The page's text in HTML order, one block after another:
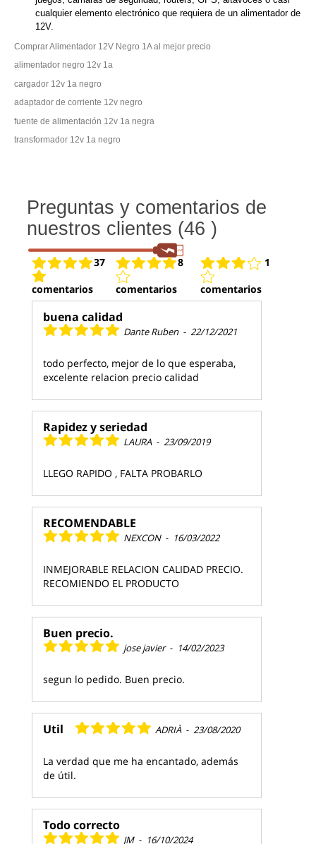
cualquier elemento electrónico que requiera de un alimentador de
12V.
Comprar Alimentador 12V Negro 1A al mejor precio
alimentador negro 12v 1a
cargador 12v 1a negro
adaptador de corriente 12v negro
fuente de alimentación 12v 1a negra
transformador 12v 1a negro
Preguntas y comentarios de
nuestros clientes (46 )
37
comentarios
8
comentarios
1
comentarios
buena calidad
Dante Ruben - 22/12/2021
todo perfecto, mejor de lo que esperaba,
excelente relacion precio calidad
Rapidez y seriedad
LAURA - 23/09/2019
LLEGO RAPIDO , FALTA PROBARLO
RECOMENDABLE
NEXCON - 16/03/2022
INMEJORABLE RELACION CALIDAD PRECIO.
RECOMIENDO EL PRODUCTO
Buen precio.
jose javier - 14/02/2023
segun lo pedido. Buen precio.
Util ADRIÀ - 23/08/2020
La verdad que me ha encantado, además
de útil.
Todo correcto
JM - 16/10/2024